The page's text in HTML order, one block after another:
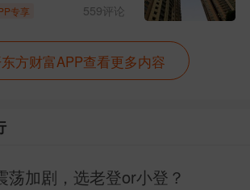
产业财务股东，协议转让套
/ 面值退市风险（退市高风
专享 559评论
方财富APP查看更多内容
荡加剧，选老登or小登？